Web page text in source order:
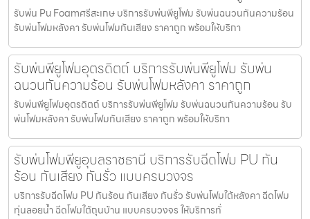
รับพ่น Pu Foamศรีสะเกษ บริการรับพ่นพียูโฟม รับพ่นฉนวนกันความร้อน
รับพ่นโฟมหลังคา รับพ่นโฟมกันเสียง ราคาถูก พร้อมให้บริกา
รับพ่นพียูโฟมอุตรดิตถ์ บริการรับพ่นพียูโฟม รับพ่น
ฉนวนกันความร้อน รับพ่นโฟมหลังคา ราคาถูก
รับพ่นพียูโฟมอุตรดิตถ์ บริการรับพ่นพียูโฟม รับพ่นฉนวนกันความร้อน รับ
พ่นโฟมหลังคา รับพ่นโฟมกันเสียง ราคาถูก พร้อมให้บริกา
รับพ่นโฟมพียูอุบลราชธานี บริการรับฉีดโฟม PU กัน
ร้อน กันเสียง กันรั่ว แบบครบวงจร
บริการรับฉีดโฟม PU กันร้อน กันเสียง กันรั่ว รับพ่นโฟมใต้หลังคา ฉีดโฟม
ทุ่นลอยน้ำ ฉีดโฟมใต้ถุนบ้าน แบบครบวงจร ให้บริการทั่